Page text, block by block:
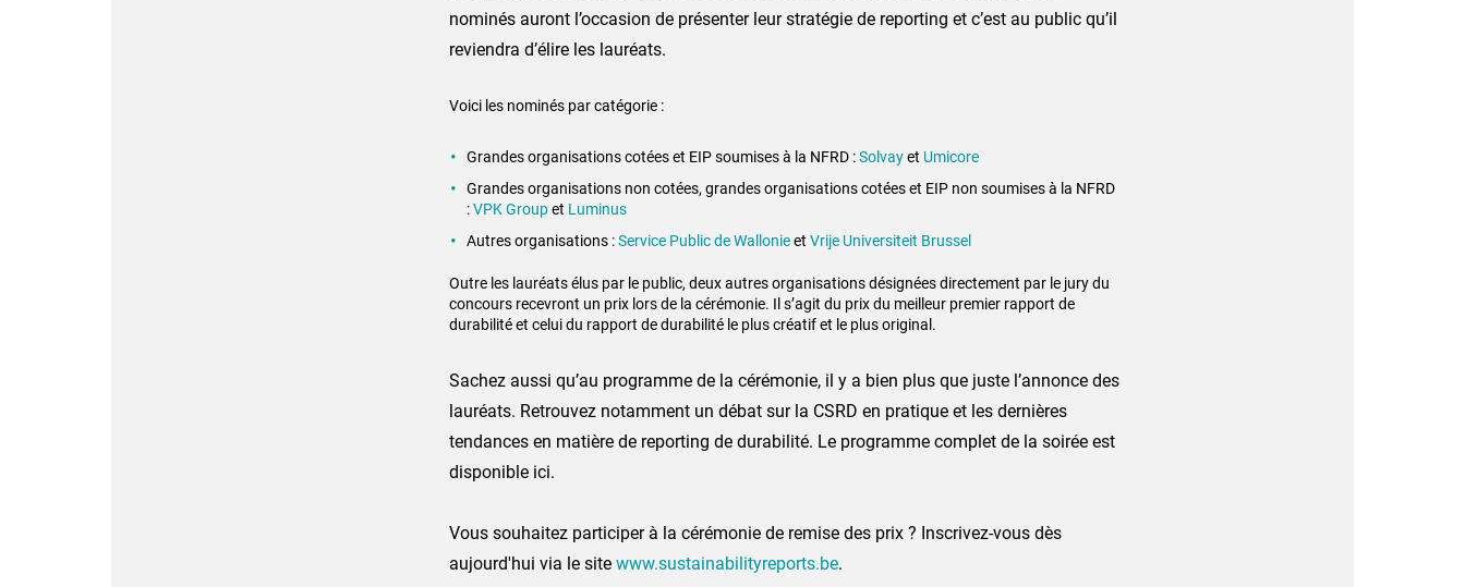
nominés auront l’occasion de présenter leur stratégie de reporting et c’est au public qu’il
reviendra d’élire les lauréats.
Voici les nominés par catégorie :
Grandes organisations cotées et EIP soumises à la NFRD :Solvayet Umicore
Grandes organisations non cotées, grandes organisations cotées et EIP non soumises à la NFRD
:VPK Groupet Luminus
Autres organisations :Service Public de Wallonieet Vrije Universiteit Brussel
Outre les lauréats élus par le public, deux autres organisations désignées directement par le jury du
concours recevront un prix lors de la cérémonie. Il s’agit du prix du meilleur premier rapport de
durabilité et celui du rapport de durabilité le plus créatif et le plus original.
Sachez aussi qu’au programme de la cérémonie, il y a bien plus que juste l’annonce des
lauréats. Retrouvez notamment un débat sur la CSRD en pratique et les dernières
tendances en matière de reporting de durabilité. Le programme complet de la soirée est
disponible ici.
Vous souhaitez participer à la cérémonie de remise des prix ? Inscrivez-vous dès
aujourd'hui via le site www.sustainabilityreports.be.